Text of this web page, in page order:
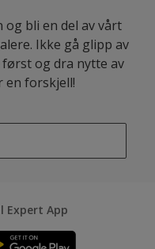
og bli en del av vårt
Ikke gå glipp av
og dra nytte av
en forskjell!
Expert App